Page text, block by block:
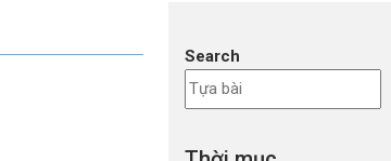
Search